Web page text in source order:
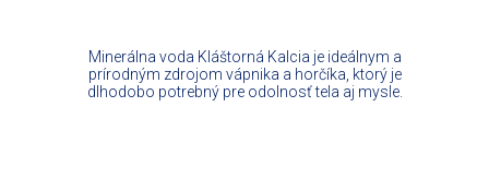
Minerálna voda Kláštorná Kalcia je ideálnym a
prírodným zdrojom vápnika a horčíka, ktorý je
dlhodobo potrebný pre odolnosť tela aj mysle.